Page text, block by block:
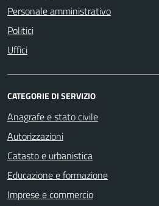
Personale amministrativo
Politici
Uffici
CATEGORIE DI SERVIZIO
Anagrafe e stato civile
Autorizzazioni
Catasto e urbanistica
Educazione e formazione
Imprese e commercio